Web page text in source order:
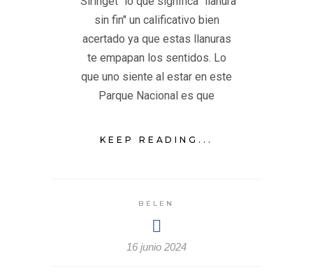
sin fin" un calificativo bien
acertado ya que estas llanuras
te empapan los sentidos. Lo
que uno siente al estar en este
Parque Nacional es que
KEEP READING...
BELEN
16 junio 2024